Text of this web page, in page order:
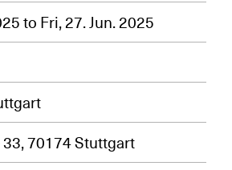
to Fri, 27. Jun. 2025
70174 Stuttgart